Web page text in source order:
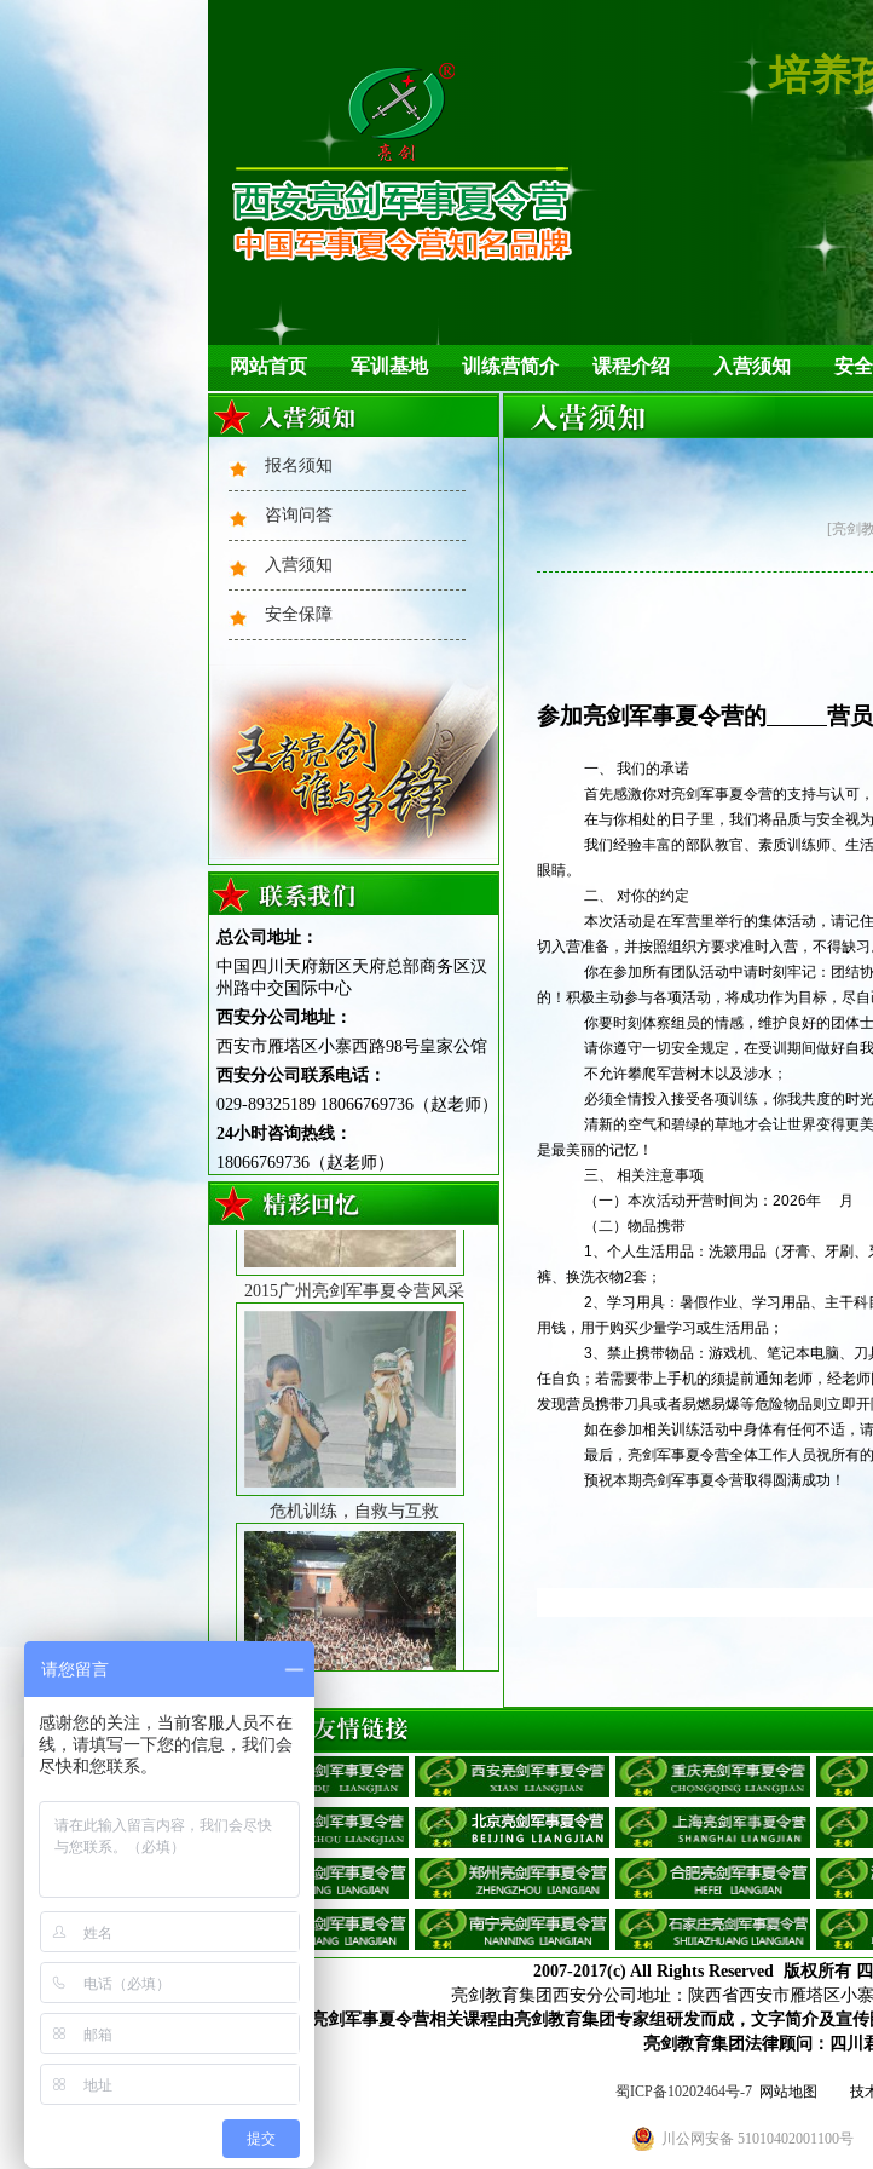
网站首页 军训基地 训练营简介 课程介绍 入营须知 安
报名须知
咨询问答
入营须知
安全保障
总公司地址：
中国四川天府新区天府总部商务区汉
州路中交国际中心
西安分公司地址：
西安市雁塔区小寨西路98号皇家公馆
西安分公司联系电话：
029-89325189 18066769736（赵老师）
24小时咨询热线：
18066769736（赵老师）
危机训练，自救与互救
2015重庆亮剑军事夏令营风采
2015湖南亮剑军事夏令营风采
2015济南亮剑军事夏令营风采
2015西安亮剑军事夏令营风采
2015广州亮剑军事夏令营风采
危机训练，自救与互救
2015重庆亮剑军事夏令营风采
[亮剑
参加亮剑军事夏令营的 营
一、 我们的承诺
首先感激你对亮剑军事夏令营的支持与认可，
在与你相处的日子里，我们将品质与安全视为
我们经验丰富的部队教官、素质训练师、生
眼睛。
二、 对你的约定
本次活动是在军营里举行的集体活动，请记
切入营准备，并按照组织方要求准时入营，不得缺习
你在参加所有团队活动中请时刻牢记：团结
的！积极主动参与各项活动，将成功作为目标，尽
你要时刻体察组员的情感，维护良好的团体
请你遵守一切安全规定，在受训期间做好自
不允许攀爬军营树木以及涉水；
必须全情投入接受各项训练，你我共度的时
清新的空气和碧绿的草地才会让世界变得更
是最美丽的记忆！
三、 相关注意事项
（一）本次活动开营时间为：2026年 月
（二）物品携带
1、个人生活用品：洗簌用品（牙膏、牙刷、
裤、换洗衣物2套；
2、学习用具：暑假作业、学习用品、主干科
用钱，用于购买少量学习或生活用品；
3、禁止携带物品：游戏机、笔记本电脑、刀
任自负；若需要带上手机的须提前通知老师，经老
发现营员携带刀具或者易燃易爆等危险物品则立即开
如在参加相关训练活动中身体有任何不适，
最后，亮剑军事夏令营全体工作人员祝所有
预祝本期亮剑军事夏令营取得圆满成功！
2007-2017(c) All Rights Reserved 版权所有
亮剑教育集团西安分公司地址：陕西省西安市雁塔区小
法律声明：亮剑军事夏令营相关课程由亮剑教育集团专家组研发而成，文字简介及宣
亮剑教育集团法律顾问：四川
蜀ICP备10202464号-7 网站地图 技术
川公网安备 51010402001100号
请您留言
感谢您的关注，当前客服人员不在
线，请填写一下您的信息，我们会
尽快和您联系。
提交